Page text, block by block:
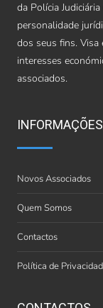
da Polícia
personalidade
dos seus fins. Visa
interesses
associados.
INFORMAÇÕES
Novos Associados
Quem Somos
Contactos
Política de